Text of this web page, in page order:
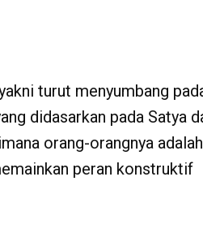
turut menyumbang
didasarkan pada Satya
orang-orangnya adalah
peran konstruktif